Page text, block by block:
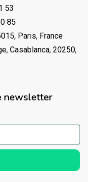
53
85
Paris, France
Casablanca, 20250,
newsletter